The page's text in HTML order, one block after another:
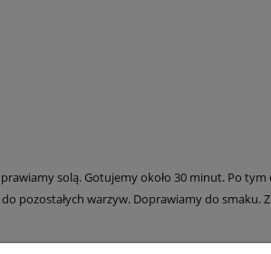
solą. Gotujemy około 30 minut. Po
pozostałych warzyw. Doprawiamy do